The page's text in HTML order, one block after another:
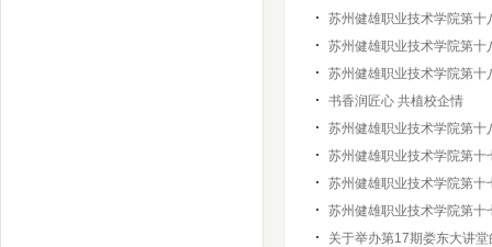
苏州健雄职业技术学院第十
苏州健雄职业技术学院第十
苏州健雄职业技术学院第十
书香润匠心 共植校企情
苏州健雄职业技术学院第十
苏州健雄职业技术学院第十
苏州健雄职业技术学院第十
苏州健雄职业技术学院第
关于举办第17期娄东大讲堂